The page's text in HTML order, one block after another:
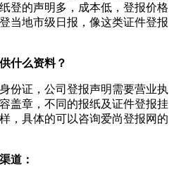
登的声明多，成本低，登报价格
当地市级日报，像这类证件登报
什么资料？
份证，公司登报声明需要营业执
盖章，不同的报纸及证件登报挂
，具体的可以咨询爱尚登报网的
道：